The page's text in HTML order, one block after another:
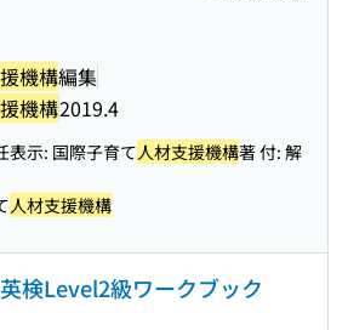
機構編集
機構2019.4
表示: 国際子育て人材支援機構著 付: 解
人材支援機構
検Level2級ワークブック